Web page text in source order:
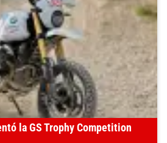
la GS Trophy Competition